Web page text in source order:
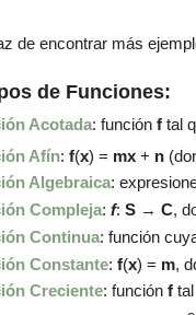
de encontrar más
de Funciones:
Acotada: función f tal
Afín: f(x) = mx + n
Algebraica:
Compleja: f: S → C,
Continua: función
Constante: f(x) = m,
Creciente: función f